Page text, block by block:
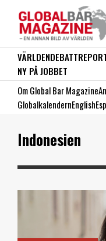
VÄRLDENDEBATT
NY PÅ JOBBET
Om Global Bar Magazine
GlobalkalendernEnglish
Indonesien